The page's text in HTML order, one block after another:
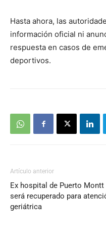
Hasta ahora, las
información oficial ni
respuesta en casos de
deportivos.
Artículo anterior
Ex hospital de Puerto Montt
será recuperado para
geriátrica